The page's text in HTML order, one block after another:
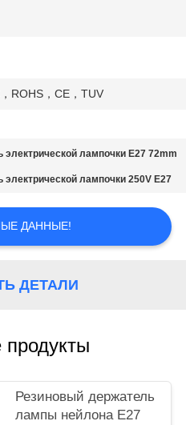
ROHS，CE，TUV
электрической лампочки E27 72mm
электрической лампочки 250V E27
ДАННЫЕ!
ДЕТАЛИ
Резиновый держатель
лампы нейлона E27